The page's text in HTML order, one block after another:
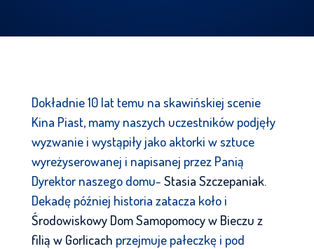
Dokładnie 10 lat temu na skawińskiej scenie
Kina Piast, mamy naszych uczestników podjęły
wyzwanie i wystąpiły jako aktorki w sztuce
wyreżyserowanej i napisanej przez Panią
Dyrektor naszego domu- Stasia Szczepaniak.
Dekadę później historia zatacza koło i
Środowiskowy Dom Samopomocy w Bieczu z
filią w Gorlicach przejmuje pałeczkę i pod